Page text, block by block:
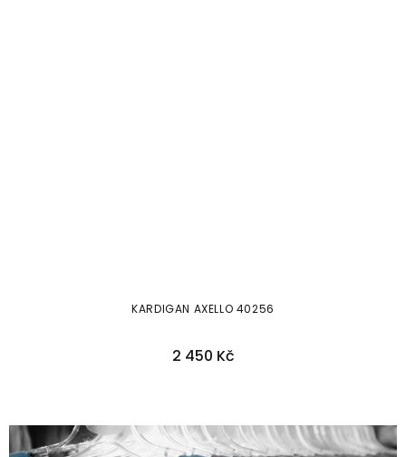
KARDIGAN AXELLO 40256
2 450 Kč